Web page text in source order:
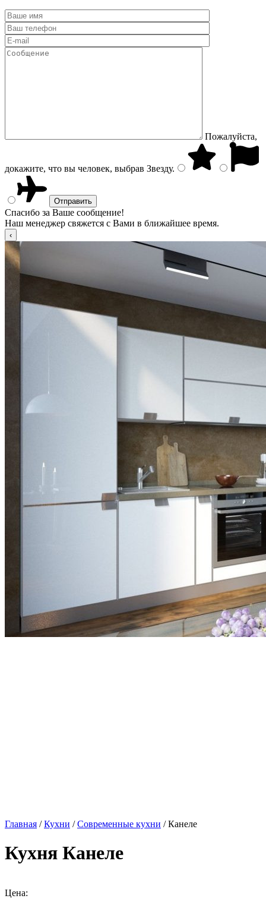
Пожалуйста,
докажите, что вы человек, выбрав Звезду.
Спасибо за Ваше сообщение!
Наш менеджер свяжется с Вами в ближайшее время.
Главная /Кухни /Современные кухни / Канеле
Кухня Канеле
Цена: